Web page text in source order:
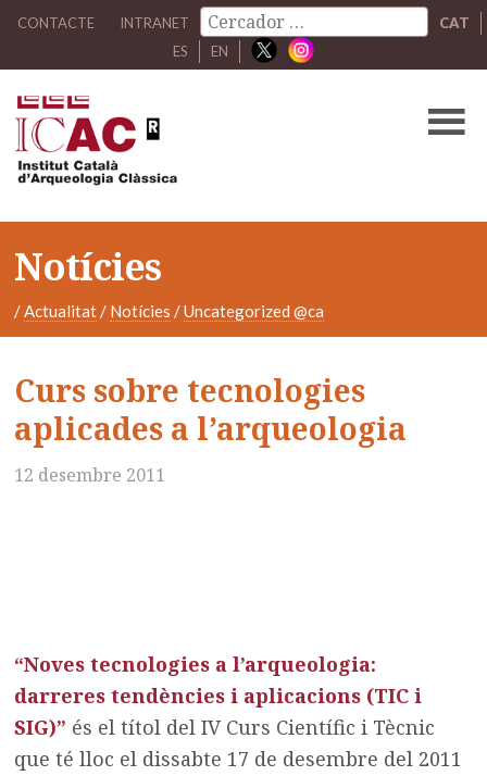
CONTACTE INTRANET
CAT
ES
EN
Notícies
/Actualitat/ Notícies /Uncategorized @ca
Curs sobre tecnologies
aplicades a l’arqueologia
12 desembre 2011
“Noves tecnologies a l’arqueologia:
darreres tendències i aplicacions (TIC i
SIG)” és el títol del IV Curs Científic i Tècnic
que té lloc el dissabte 17 de desembre del 2011